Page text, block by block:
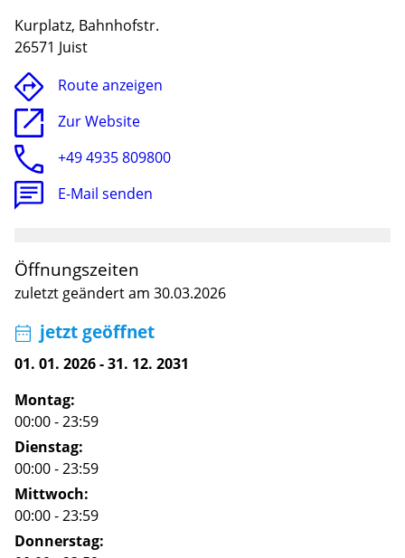
Lade
Kurplatz, Bahnhofstr.
26571 Juist
Route anzeigen
Zur Website
+49 4935 809800
E-Mail senden
Öffnungszeiten
zuletzt geändert am 30.03.2026
jetzt geöffnet
01. 01. 2026-31. 12. 2031
Montag:
00:00 - 23:59
Dienstag:
00:00 - 23:59
Mittwoch:
00:00 - 23:59
Donnerstag: